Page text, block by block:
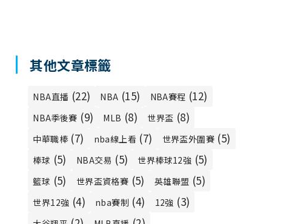
其他文章標籤
NBA直播 (22) NBA (15) NBA賽程 (12)
NBA季後賽 (9) MLB (8) 世界盃 (8)
中華職棒(7) nba線上看(7) 世界盃外圍賽 (5)
棒球 (5) NBA交易 (5) 世界棒球12強 (5)
籃球 (5) 世界盃資格賽 (5) 英雄聯盟 (5)
世界12強 (4) nba賽制 (4) 12強 (3)